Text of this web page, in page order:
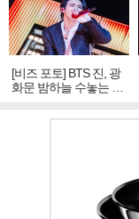
[비즈 포토] BTS 진, 광
화문 밤하늘 수놓는 '비
주얼 킹'의 열창